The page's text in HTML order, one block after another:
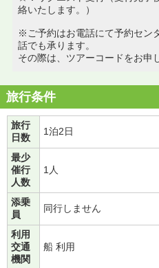
絡いたします。）
※ご予約はお電話にて予約セン
話でも承ります。
その際は、ツアーコードをお申
旅行条件
旅行
日数
1泊2日
最少
催行
人数
1人
添乗
員
同行しません
利用
交通
機関
船 利用